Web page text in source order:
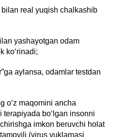
bilan real yuqish chalkashib
yashayotgan odam
ko‘rinadi;
aylansa, odamlar testdan
o‘z maqomini ancha
terapiyada bo‘lgan insonni
imkon beruvchi holat
(virus yuklamasi